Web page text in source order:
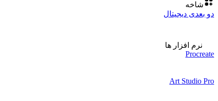
شاخه
دو بعدی دیجیتال
نرم افزار ها
Procreate
Art Studio Pro